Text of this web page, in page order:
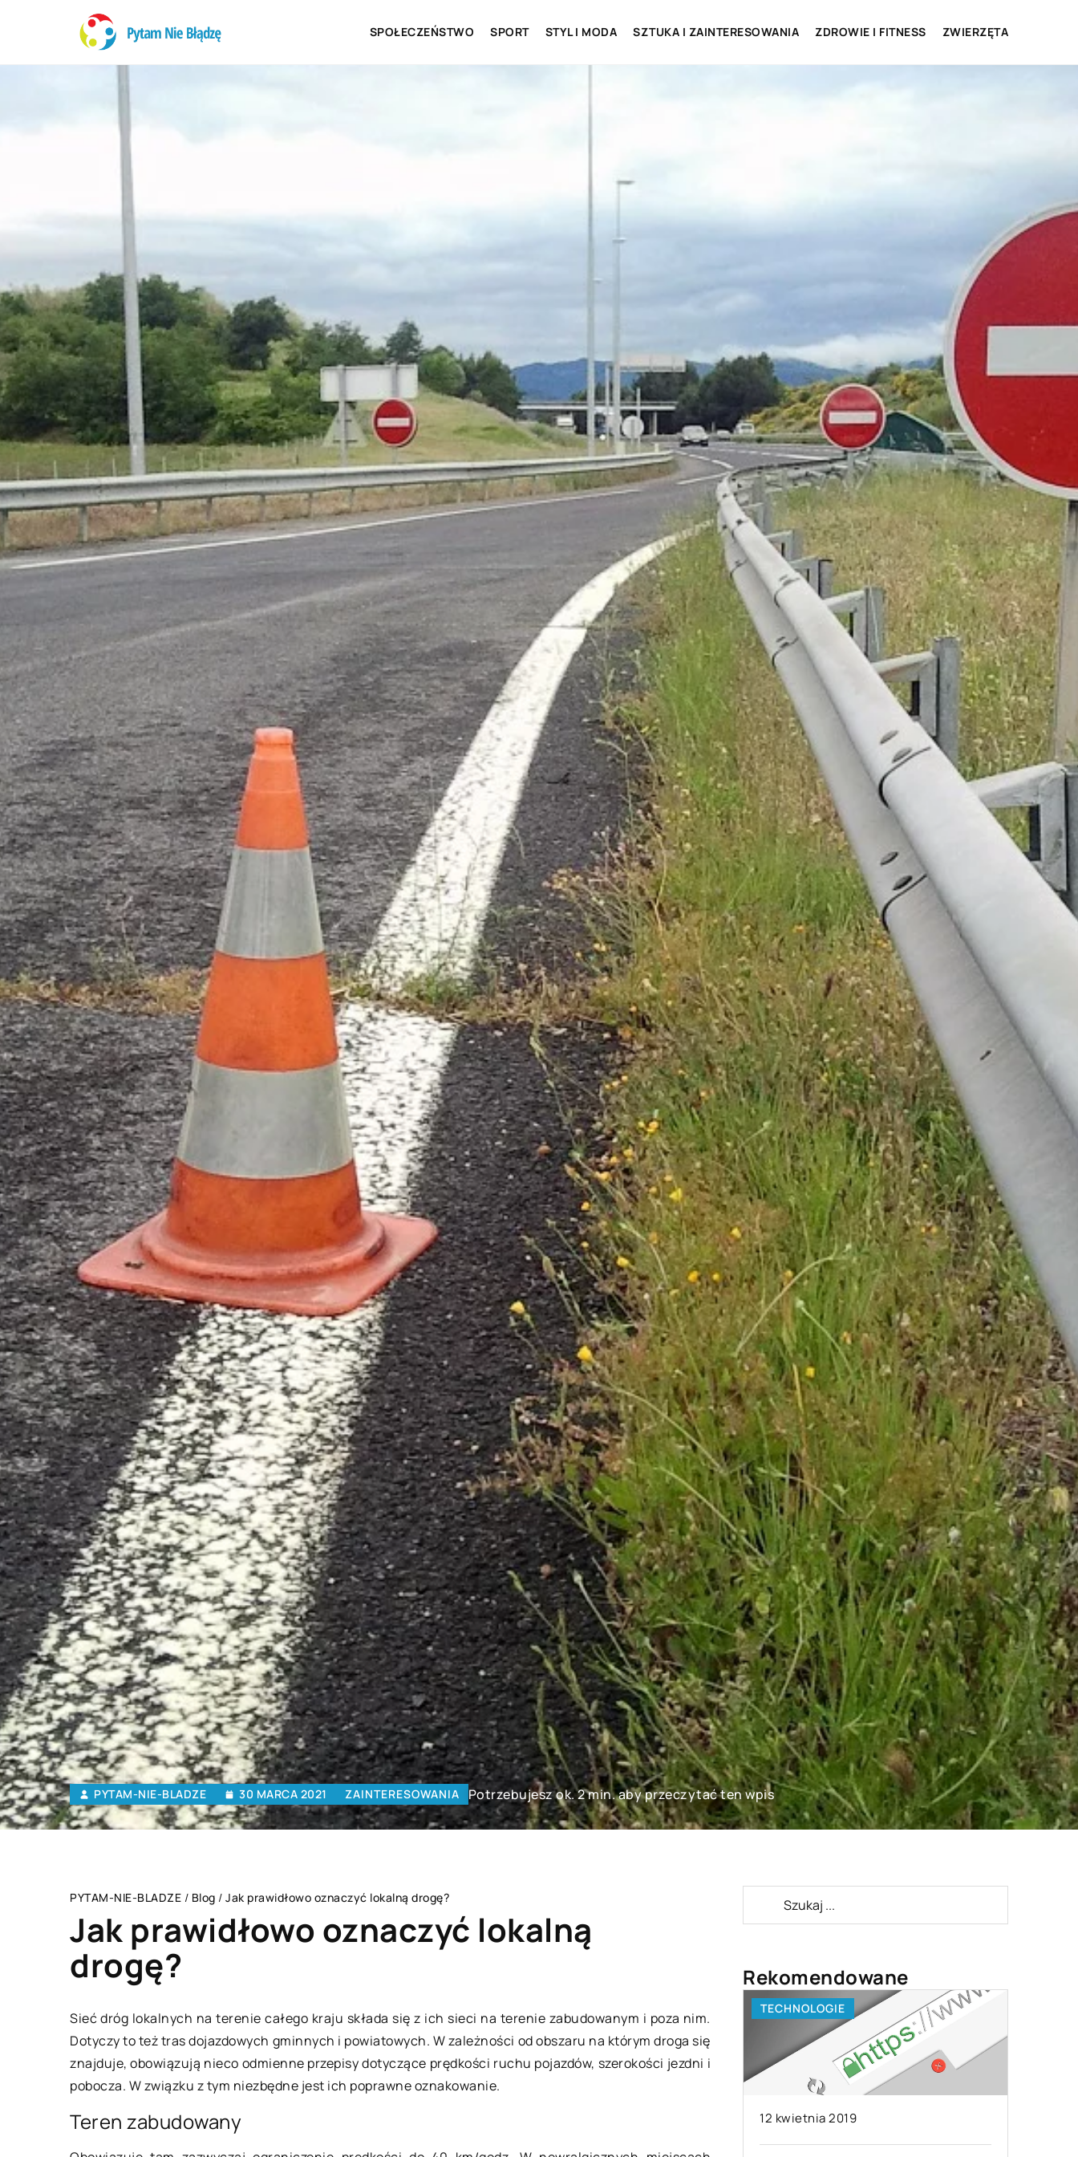
SPOŁECZEŃSTWO SPORT STYL I MODA SZTUKA I ZAINTERESOWANIA ZDROWIE I FITNESS ZWIERZĘTA
PYTAM-NIE-BLADZE 30 MARCA 2021 ZAINTERESOWANIA Potrzebujesz ok. 2 min. aby przeczytać ten wpis
PYTAM-NIE-BLADZE / Blog / Jak prawidłowo oznaczyć lokalną drogę?
Jak prawidłowo oznaczyć lokalną
drogę?
Sieć dróg lokalnych na terenie całego kraju składa się z ich sieci na terenie zabudowanym i poza nim.
Dotyczy to też tras dojazdowych gminnych i powiatowych. W zależności od obszaru na którym droga się
znajduje, obowiązują nieco odmienne przepisy dotyczące prędkości ruchu pojazdów, szerokości jezdni i
pobocza. W związku z tym niezbędne jest ich poprawne oznakowanie.
Teren zabudowany
Rekomendowane
MIESZKANIE